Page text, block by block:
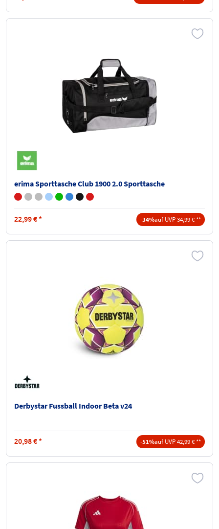
erima Sporttasche Club 1900 2.0 Sporttasche
22,99€ * -34%auf UVP 34,99 € **
Derbystar Fussball Indoor Beta v24
20,98€ * -51%auf UVP 42,99 € **